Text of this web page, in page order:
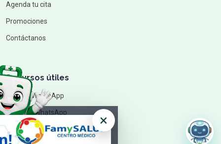
Agenda tu cita
Promociones
Contáctanos
Recursos útiles
Chat de WhatsApp
Canal de WhatsApp
Cómo llegar
×